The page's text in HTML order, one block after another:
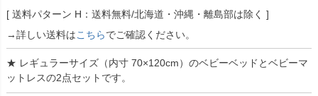
送料パターン H：送料無料/北海道・沖縄・離島部は除く
→詳しい送料はこちらでご確認ください。
★ レギュラーサイズ（内寸 70×120cm）のベビーベッドとベビーマ
ットレスの2点セットです。